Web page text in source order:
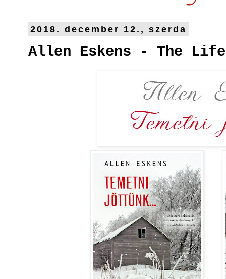
2018. december 12., szerda
Allen Eskens - The ​Life